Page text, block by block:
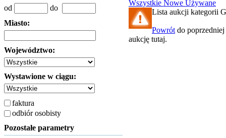
od
do
Miasto:
Województwo:
Wystawione w ciągu:
faktura
odbiór osobisty
Pozostałe parametry
Wszystkie Nowe Używane
Lista aukcji kategorii
Powrót do
aukcję tutaj.